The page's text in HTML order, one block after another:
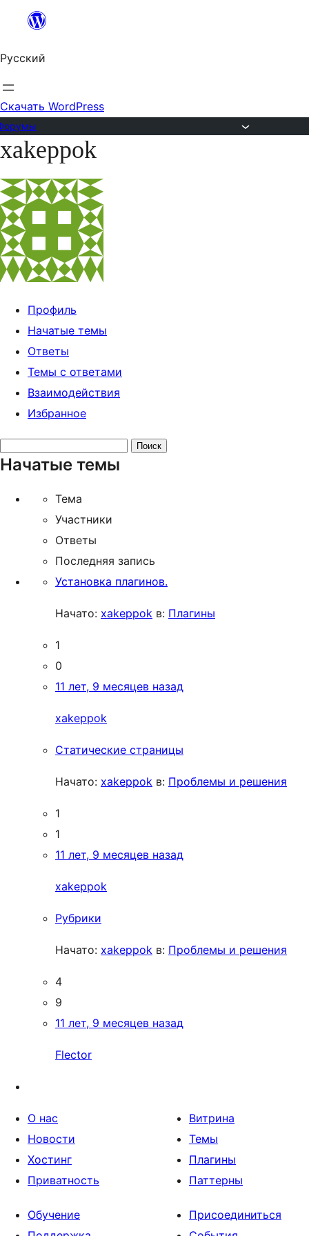
Перейти
содержимому
Русский
Скачать WordPress
Перейти
содержимому
xakeppok
Профиль
Начатые темы
Ответы
Темы с ответами
Взаимодействия
Избранное
тем:
Начатые темы
Тема
Участники
Ответы
Последняя запись
Установка плагинов.
Начато: xakeppok в: Плагины
1
0
11 лет, 9 месяцев назад
xakeppok
Статические страницы
Начато: xakeppok в: Проблемы и решения
1
1
11 лет, 9 месяцев назад
xakeppok
Рубрики
Начато: xakeppok в: Проблемы и решения
4
9
11 лет, 9 месяцев назад
Flector
О нас
Новости
Хостинг
Приватность
Витрина
Темы
Плагины
Паттерны
Обучение
Присоединиться